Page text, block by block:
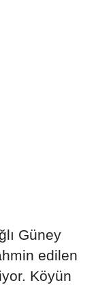
Güney
edilen
Köyün